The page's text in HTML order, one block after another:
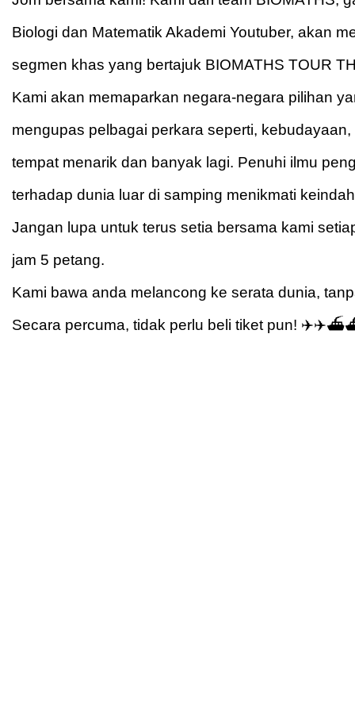
Biologi dan Matematik Akademi Youtuber, akan
segmen khas yang bertajuk BIOMATHS TOUR
Kami akan memaparkan negara-negara pilihan
mengupas pelbagai perkara seperti,
tempat menarik dan banyak lagi. Penuhi ilmu
terhadap dunia luar di samping menikmati
Jangan lupa untuk terus setia bersama kami
jam 5 petang.
Kami bawa anda melancong ke serata dunia,
Secara percuma, tidak perlu beli tiket pun!